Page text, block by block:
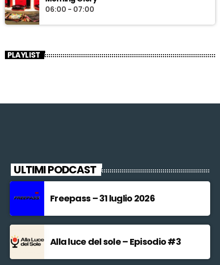
06:00 - 07:00
PLAYLIST
ULTIMI PODCAST
Freepass – 31 luglio 2026
Alla luce del sole – Episodio #3